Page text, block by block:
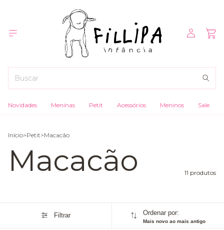
Novidades Meninas Petit Acessórios Meninos Sale
Início>Petit>Macacão
Macacão 11 produtos
Filtrar Ordenar por:
Mais novo ao mais antigo